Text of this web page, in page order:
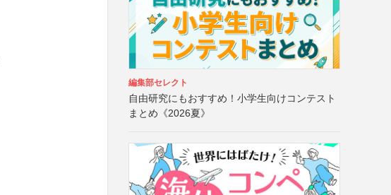
編集部セレクト
自由研究にもおすすめ！小学生向けコンテスト
まとめ《2026夏》